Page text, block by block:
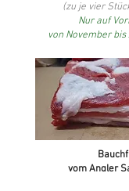
(zu je vier
Nur auf
von November
vom Angler